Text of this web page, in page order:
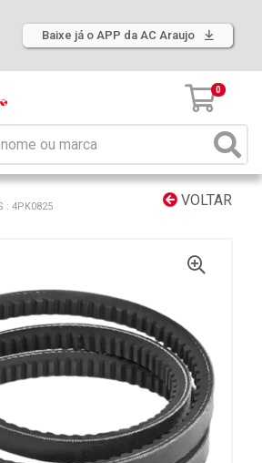
Baixe já o APP da AC Araujo
0
VOLTAR
: 4PK0825